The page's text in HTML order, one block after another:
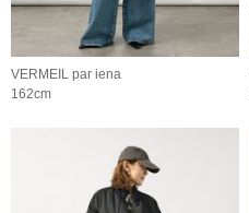
VERMEIL par iena
162cm